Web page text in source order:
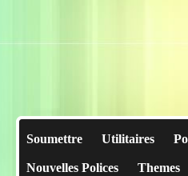
Soumettre Utilitaires
Nouvelles Polices Themes